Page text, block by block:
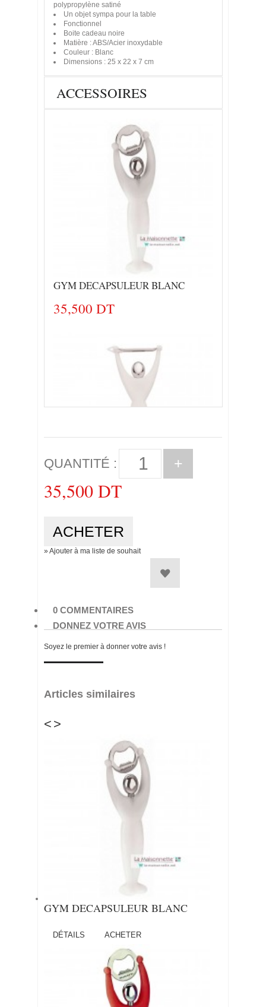
polypropylène satiné
Un objet sympa pour la table
Fonctionnel
Boite cadeau noire
Matière : ABS/Acier inoxydable
Couleur : Blanc
Dimensions : 25 x 22 x 7 cm
ACCESSOIRES
GYM DECAPSULEUR BLANC
35,500 DT
GYM EPLUCHEUR BLANC
QUANTITÉ : +
35,500 DT
» Ajouter à ma liste de souhait
0 COMMENTAIRES
DONNEZ VOTRE AVIS
Soyez le premier à donner votre avis !
Articles similaires
< >
GYM DECAPSULEUR BLANC
DÉTAILS ACHETER